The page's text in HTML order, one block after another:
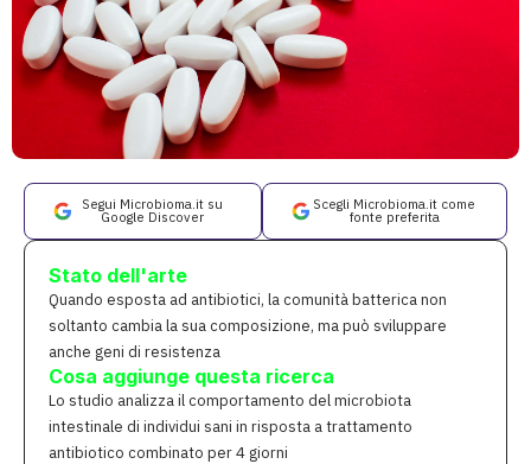
Segui Microbioma.it su
Google Discover
Scegli Microbioma.it come
fonte preferita
Stato dell'arte
Quando esposta ad antibiotici, la comunità batterica non
soltanto cambia la sua composizione, ma può sviluppare
anche geni di resistenza
Cosa aggiunge questa ricerca
Lo studio analizza il comportamento del microbiota
intestinale di individui sani in risposta a trattamento
antibiotico combinato per 4 giorni